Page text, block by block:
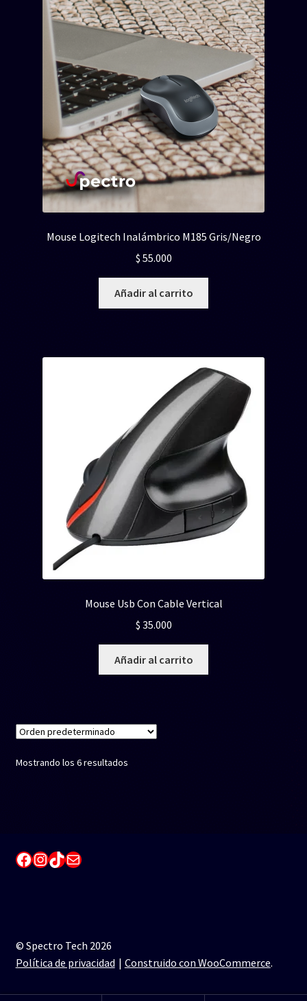
Mouse Logitech Inalámbrico M185 Gris/Negro
$ 55.000
Añadir al carrito
Mouse Usb Con Cable Vertical
$ 35.000
Añadir al carrito
Mostrando los 6 resultados
Facebook
Instagram
TikTok
Correo electrónico
© Spectro Tech 2026
Política de privacidad
Construido con WooCommerce.